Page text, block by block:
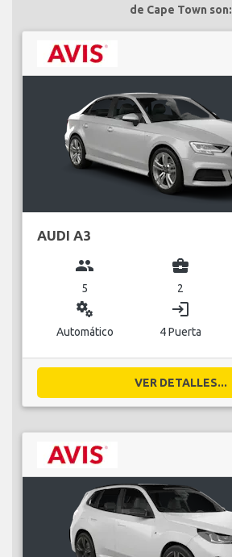
de Cape Town son:
AUDI A3
group
5
business_center
2
miscellaneous_services
Automático
login
4 Puerta
VER DETALLES...